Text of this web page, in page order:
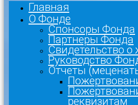
Главная
О Фонде
Спонсоры Фонда
Партнеры Фонда
Свидетельство о
Руководство
Отчеты
реквизитам